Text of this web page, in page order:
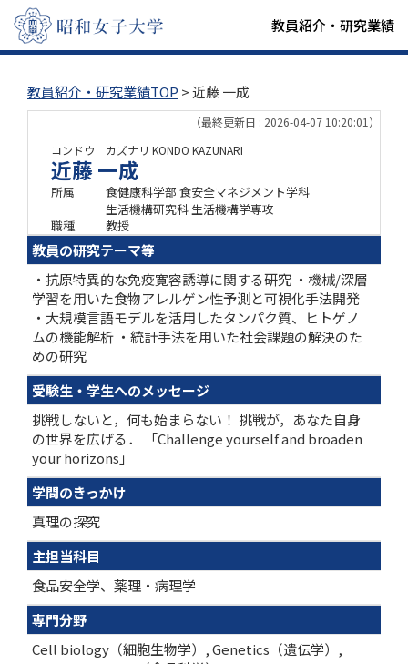
教員紹介・研究業績
教員紹介・研究業績TOP > 近藤 一成
（最終更新日 : 2026-04-07 10:20:01）
コンドウ カズナリ KONDO KAZUNARI
近藤 一成
所属
食健康科学部 食安全マネジメント学科
生活機構研究科 生活機構学専攻
職種
教授
教員の研究テーマ等
・抗原特異的な免疫寛容誘導に関する研究 ・機械/深層
学習を用いた食物アレルゲン性予測と可視化手法開発
・大規模言語モデルを活用したタンパク質、ヒトゲノ
ムの機能解析 ・統計手法を用いた社会課題の解決のた
めの研究
受験生・学生へのメッセージ
挑戦しないと，何も始まらない！ 挑戦が，あなた自身
の世界を広げる． 「Challenge yourself and broaden
your horizons」
学問のきっかけ
真理の探究
主担当科目
食品安全学、薬理・病理学
専門分野
Cell biology（細胞生物学）, Genetics（遺伝学）,